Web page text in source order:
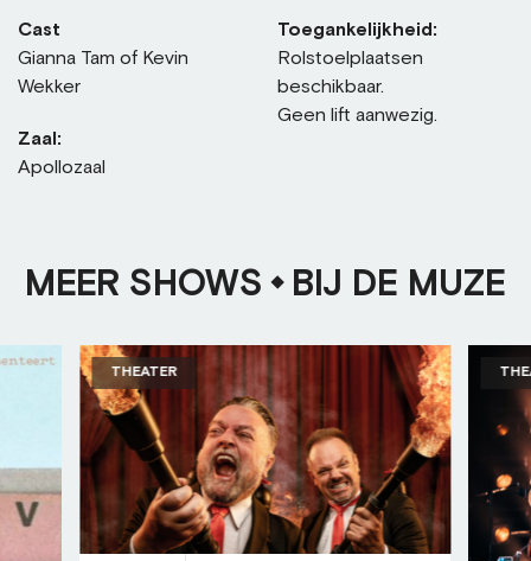
Cast
Gianna Tam of Kevin
Wekker
Zaal:
Apollozaal
Toegankelijkheid:
Rolstoelplaatsen
beschikbaar.
Geen lift aanwezig.
MEER SHOWS BIJ DE MUZE
THEATER